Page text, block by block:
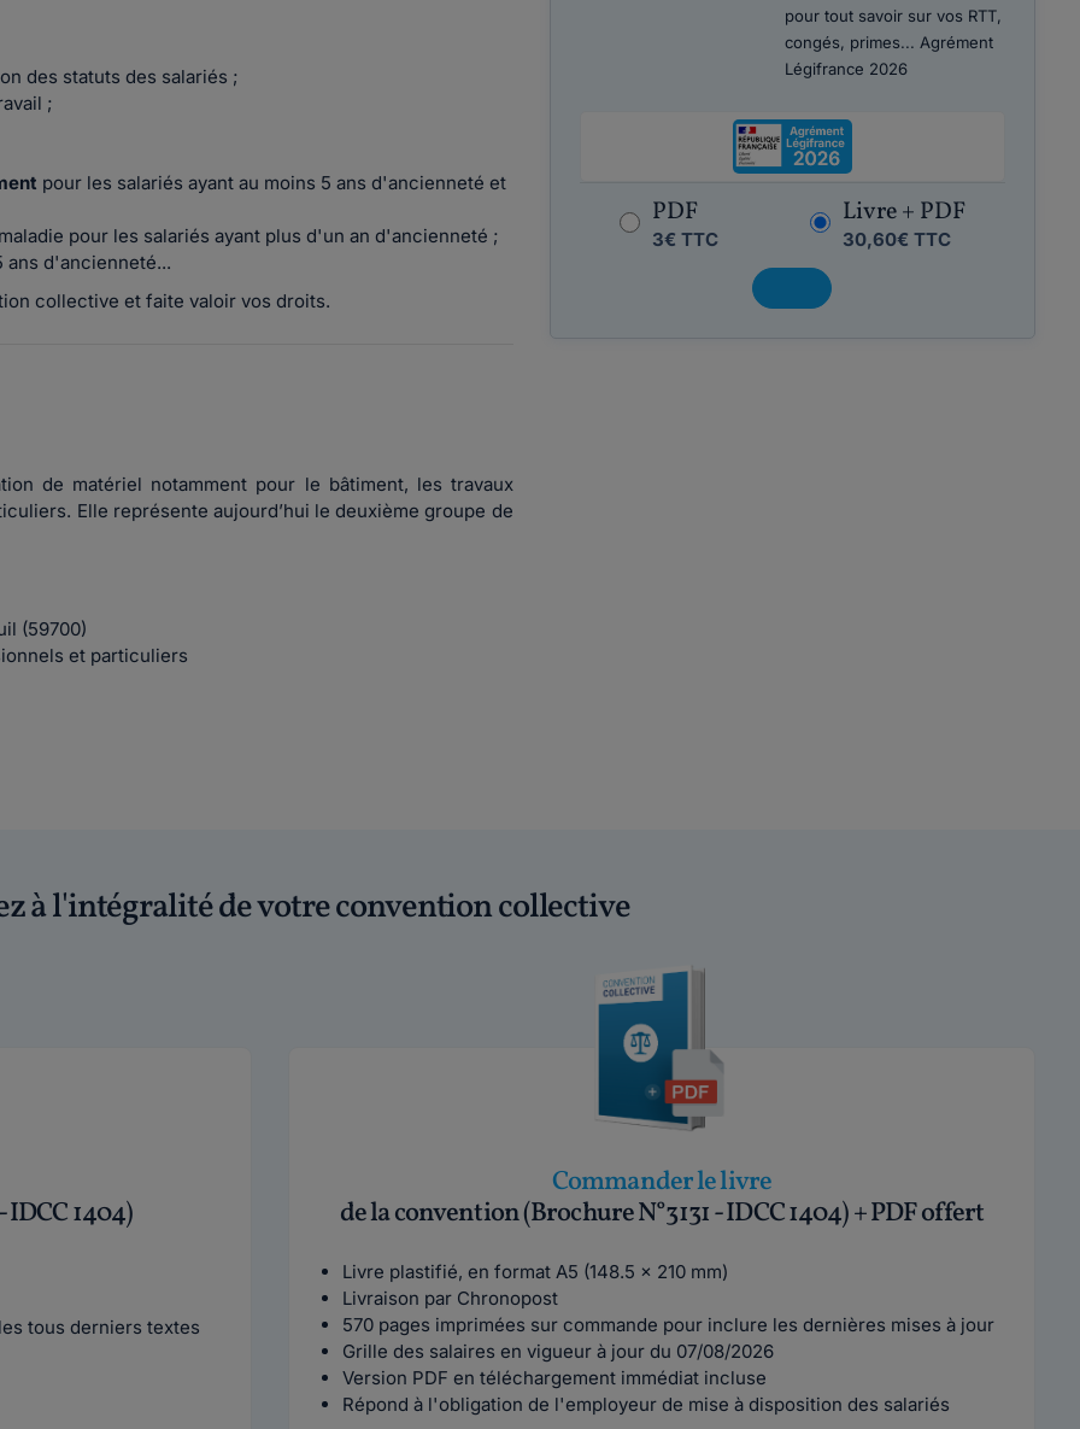
des statuts des salariés ;
;
pour les salariés ayant au moins 5 ans d'ancienneté et
pour les salariés ayant plus d'un an d'ancienneté ;
d'ancienneté...
collective et faite valoir vos droits.
de matériel notamment pour le bâtiment, les travaux
Elle représente aujourd’hui le deuxième groupe de
(59700)
et particuliers
pour tout savoir sur vos RTT,
congés, primes... Agrément
Légifrance 2026
PDF
3€ TTC
Livre + PDF
30,60€ TTC
à l'intégralité de votre convention collective
IDCC 1404)
tous derniers textes
Commander le livre
de la convention (Brochure N°3131 - IDCC 1404) + PDF offert
Livre plastifié, en format A5 (148.5 x 210 mm)
Livraison par Chronopost
570 pages imprimées sur commande pour inclure les dernières mises à jour
Grille des salaires en vigueur à jour du 07/08/2026
Version PDF en téléchargement immédiat incluse
Répond à l'obligation de l'employeur de mise à disposition des salariés